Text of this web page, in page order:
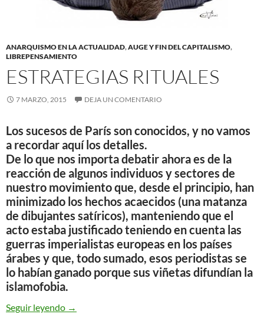
ANARQUISMO EN LA ACTUALIDAD,AUGE Y FIN DEL CAPITALISMO,
LIBREPENSAMIENTO
ESTRATEGIAS RITUALES
7 MARZO, 2015 DEJA UN COMENTARIO
Los sucesos de París son conocidos, y no vamos
a recordar aquí los detalles.
De lo que nos importa debatir ahora es de la
reacción de algunos individuos y sectores de
nuestro movimiento que, desde el principio, han
minimizado los hechos acaecidos (una matanza
de dibujantes satíricos), manteniendo que el
acto estaba justificado teniendo en cuenta las
guerras imperialistas europeas en los países
árabes y que, todo sumado, esos periodistas se
lo habían ganado porque sus viñetas difundían la
islamofobia.
Seguir leyendo Estrategias rituales
→